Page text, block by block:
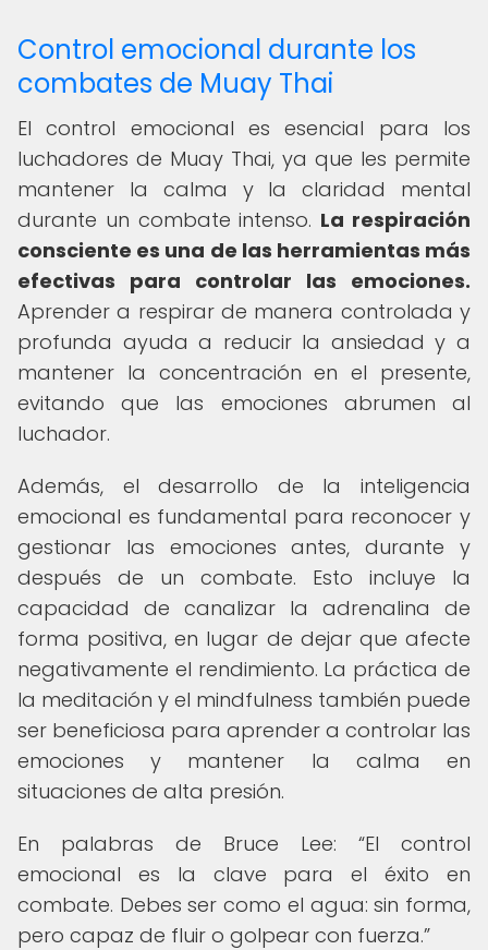
Control emocional durante los
combates de Muay Thai
El control emocional es esencial para los
luchadores de Muay Thai, ya que les permite
mantener la calma y la claridad mental
durante un combate intenso. La respiración
consciente es una de las herramientas más
efectivas para controlar las emociones.
Aprender a respirar de manera controlada y
profunda ayuda a reducir la ansiedad y a
mantener la concentración en el presente,
evitando que las emociones abrumen al
luchador.
Además, el desarrollo de la inteligencia
emocional es fundamental para reconocer y
gestionar las emociones antes, durante y
después de un combate. Esto incluye la
capacidad de canalizar la adrenalina de
forma positiva, en lugar de dejar que afecte
negativamente el rendimiento. La práctica de
la meditación y el mindfulness también puede
ser beneficiosa para aprender a controlar las
emociones y mantener la calma en
situaciones de alta presión.
En palabras de Bruce Lee:
El control
emocional es la clave para el éxito en
combate. Debes ser como el agua: sin forma,
pero capaz de fluir o golpear con fuerza.